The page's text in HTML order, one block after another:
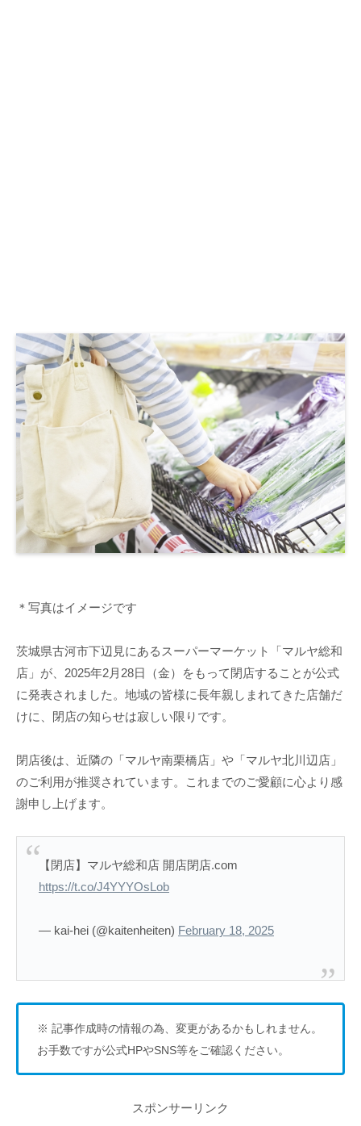
＊写真はイメージです
茨城県古河市下辺見にあるスーパーマーケット「マルヤ総和
店」が、2025年2月28日（金）をもって閉店することが公式
に発表されました。地域の皆様に長年親しまれてきた店舗だ
けに、閉店の知らせは寂しい限りです。
閉店後は、近隣の「マルヤ南栗橋店」や「マルヤ北川辺店」
のご利用が推奨されています。これまでのご愛顧に心より感
謝申し上げます。
【閉店】マルヤ総和店 開店閉店.com
https://t.co/J4YYYOsLob
— kai-hei (@kaitenheiten) February 18, 2025
※ 記事作成時の情報の為、変更があるかもしれません。
お手数ですが公式HPやSNS等をご確認ください。
スポンサーリンク